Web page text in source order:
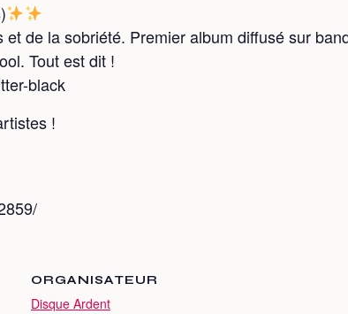
de la sobriété. Premier album diffusé sur
Tout est dit !
black
!
ORGANISATEUR
Disque Ardent